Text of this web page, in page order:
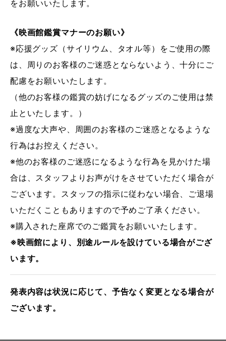
をお願いいたします。
《映画館鑑賞マナーのお願い》
※応援グッズ（サイリウム、タオル等）をご使用の際
は、周りのお客様のご迷惑とならないよう、十分にご
配慮をお願いいたします。
（他のお客様の鑑賞の妨げになるグッズのご使用は禁
止といたします。）
※過度な大声や、周囲のお客様のご迷惑となるような
行為はお控えください。
※他のお客様のご迷惑になるような行為を見かけた場
合は、スタッフよりお声がけをさせていただく場合が
ございます。スタッフの指示に従わない場合、ご退場
いただくこともありますので予めご了承ください。
※購入された座席でのご鑑賞をお願いいたします。
※映画館により、別途ルールを設けている場合がござ
います。
発表内容は状況に応じて、予告なく変更となる場合が
ございます。